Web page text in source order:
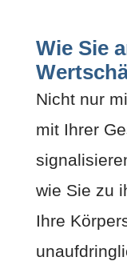
Wie Sie
Nicht nur
mit Ihrer
wie Sie zu
Ihre